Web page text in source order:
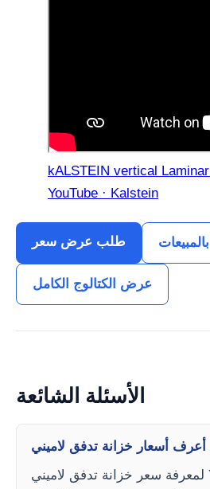
kALSTEIN vertical
YouTube · Kalstein
طلب عرض سعر
عرض الكتالوج الكامل
الأسئلة الشائعة
لمعرفة سعر خزانة تدفق لاميني YR05737، يرجى